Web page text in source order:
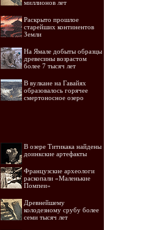
миллионов лет
Раскрыто прошлое
старейших континентов
Земли
На Ямале добыты образцы
древесины возрастом
более 7 тысяч лет
В вулкане на Гавайях
образовалось горячее
смертоносное озеро
В озере Титикака найдены
доинкские артефакты
Французские археологи
раскопали «Маленькие
Помпеи»
Древнейшему
колодезному срубу более
семи тысяч лет